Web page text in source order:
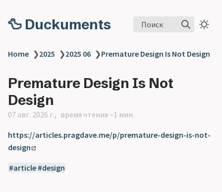
🦆 Duckuments Поиск
Home ❯2025 ❯2025 06 ❯Premature Design Is Not Design
Premature Design Is Not
Design
07 авг. 2026 г. время чтения ~1 мин.
https://articles.pragdave.me/p/premature-design-is-not-
design
article design